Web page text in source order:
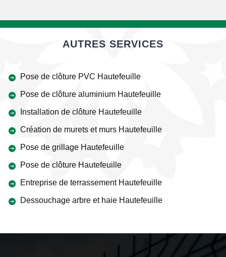
AUTRES SERVICES
Pose de clôture PVC Hautefeuille
Pose de clôture aluminium Hautefeuille
Installation de clôture Hautefeuille
Création de murets et murs Hautefeuille
Pose de grillage Hautefeuille
Pose de clôture Hautefeuille
Entreprise de terrassement Hautefeuille
Dessouchage arbre et haie Hautefeuille